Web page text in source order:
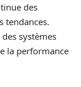
des
tendances.
systèmes
la performance